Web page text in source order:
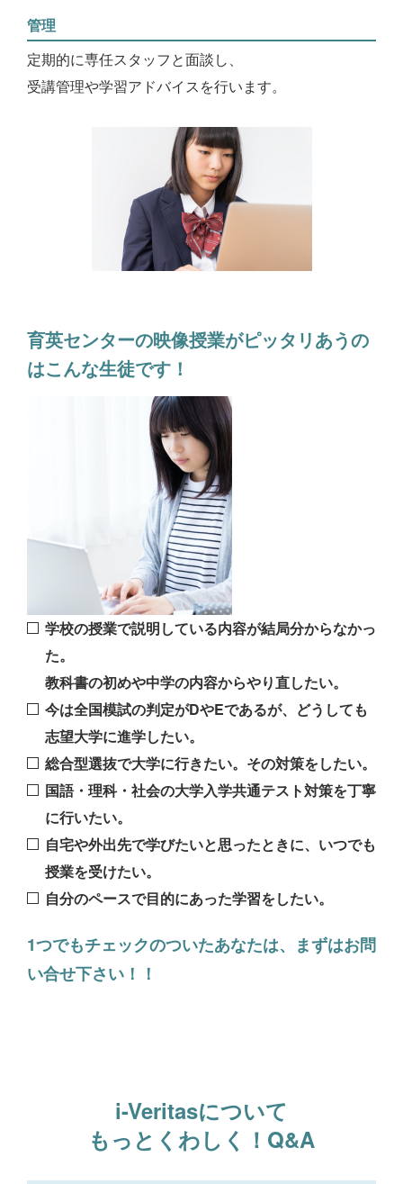
管理
定期的に専任スタッフと面談し、
受講管理や学習アドバイスを行います。
育英センターの映像授業がピッタリあうの
はこんな生徒です！
学校の授業で説明している内容が結局分からなかっ
た。
教科書の初めや中学の内容からやり直したい。
今は全国模試の判定がDやEであるが、どうしても
志望大学に進学したい。
総合型選抜で大学に行きたい。その対策をしたい。
国語・理科・社会の大学入学共通テスト対策を丁寧
に行いたい。
自宅や外出先で学びたいと思ったときに、いつでも
授業を受けたい。
自分のペースで目的にあった学習をしたい。
1つでもチェックのついたあなたは、まずはお問
い合せ下さい！！
i-Veritasについて
もっとくわしく！Q&A